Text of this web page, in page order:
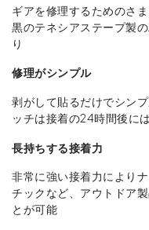
ギアを修理するためのさ
黒のテネシアステープ製
り
修理がシンプル
剥がして貼るだけでシン
ッチは接着の24時間後に
長持ちする接着力
非常に強い接着力により
チックなど、アウトドア
とが可能